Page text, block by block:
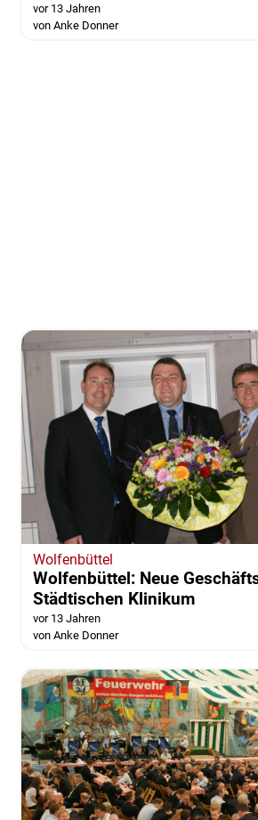
vor 13 Jahren
von Anke Donner
Wolfenbüttel
Wolfenbüttel: Neue
Städtischen Klinikum
vor 13 Jahren
von Anke Donner